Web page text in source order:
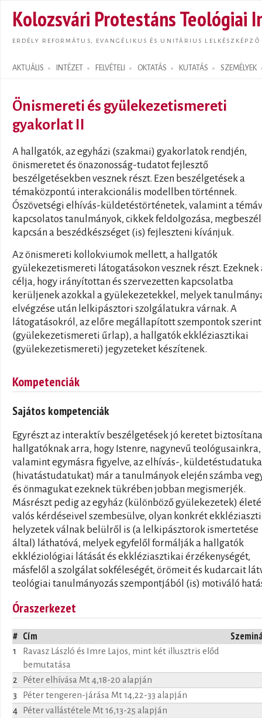
Kolozsvári Protestáns Teológiai
ERDÉLY REFORMÁTUS, EVANGÉLIKUS ÉS UNITÁRIUS LELKÉSZKÉPZŐ
AKTUÁLIS INTÉZET FELVÉTELI OKTATÁS KUTATÁS SZEMÉLYEK
Search form
Önismereti és gyülekezetismereti
gyakorlat II
A hallgatók, az egyházi (szakmai) gyakorlatok rendjén,
önismeretet és önazonosság-tudatot fejlesztő
beszélgetésekben vesznek részt. Ezen beszélgetések a
témaközpontú interakcionális modellben történnek.
Ószövetségi elhívás-küldetéstörténetek, valamint a
kapcsolatos tanulmányok, cikkek feldolgozása,
kapcsán a beszédkészséget (is) fejleszteni kívánjuk.
Az önismereti kollokviumok mellett, a hallgatók
gyülekezetismereti látogatásokon vesznek részt. Ezeknek
célja, hogy irányítottan és szervezetten kapcsolatba
kerüljenek azokkal a gyülekezetekkel, melyek
elvégzése után lelkipásztori szolgálatukra várnak. A
látogatásokról, az előre megállapított szempontok szerint
(gyülekezetismereti űrlap), a hallgatók ekkléziasztikai
(gyülekezetismereti) jegyzeteket készítenek.
Kompetenciák
Sajátos kompetenciák
Egyrészt az interaktív beszélgetések jó keretet
hallgatóknak arra, hogy Istenre, nagynevű teológusainkra,
valamint egymásra figyelve, az elhívás-,
(hivatástudatukat) már a tanulmányok elején számba
és önmagukat ezeknek tükrében jobban megismerjék.
Másrészt pedig az egyház (különböző gyülekezetek)
valós kérdéseivel szembesülve, olyan konkrét
helyzetek válnak belülről is (a lelkipásztorok ismertetése
által) láthatóvá, melyek egyfelől formálják a hallgatók
ekkléziológiai látását és ekkléziasztikai érzékenységét,
másfelől a szolgálat sokféleségét, örömeit és kudarcait
teológiai tanulmányozás szempontjából (is) motiváló
Óraszerkezet
# Cím
1
Ravasz László és Imre Lajos, mint két illusztris előd
bemutatása
2
Péter elhívása Mt 4,18-20 alapján
3
Péter tengeren-járása Mt 14,22-33 alapján
4
Péter vallástétele Mt 16,13-25 alapján